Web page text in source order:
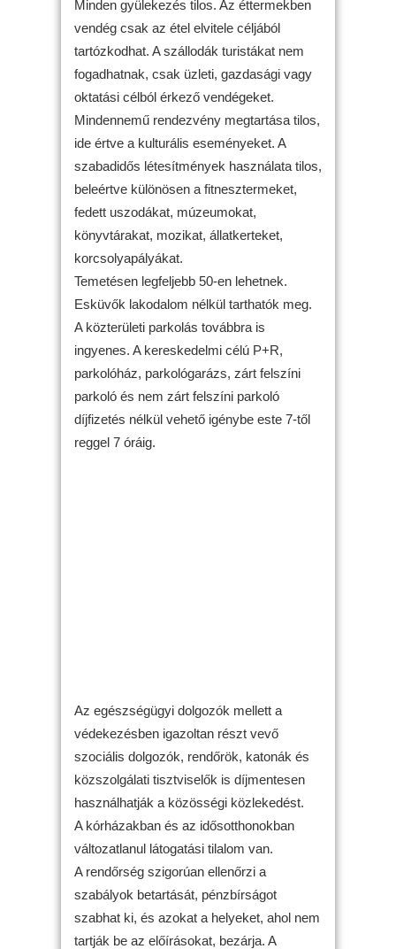
Minden gyülekezés tilos. Az éttermekben
vendég csak az étel elvitele céljából
tartózkodhat. A szállodák turistákat nem
fogadhatnak, csak üzleti, gazdasági vagy
oktatási célból érkező vendégeket.
Mindennemű rendezvény megtartása tilos,
ide értve a kulturális eseményeket. A
szabadidős létesítmények használata tilos,
beleértve különösen a fitnesztermeket,
fedett uszodákat, múzeumokat,
könyvtárakat, mozikat, állatkerteket,
korcsolyapályákat.
Temetésen legfeljebb 50-en lehetnek.
Esküvők lakodalom nélkül tarthatók meg.
A közterületi parkolás továbbra is
ingyenes. A kereskedelmi célú P+R,
parkolóház, parkológarázs, zárt felszíni
parkoló és nem zárt felszíni parkoló
díjfizetés nélkül vehető igénybe este 7-től
reggel 7 óráig.
Az egészségügyi dolgozók mellett a
védekezésben igazoltan részt vevő
szociális dolgozók, rendőrök, katonák és
közszolgálati tisztviselők is díjmentesen
használhatják a közösségi közlekedést.
A kórházakban és az idősotthonokban
változatlanul látogatási tilalom van.
A rendőrség szigorúan ellenőrzi a
szabályok betartását, pénzbírságot
szabhat ki, és azokat a helyeket, ahol nem
tartják be az előírásokat, bezárja. A